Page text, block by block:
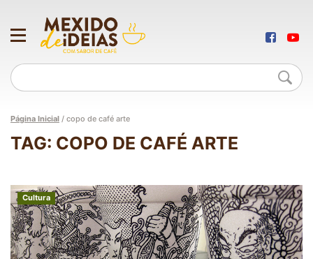
Página Inicial / copo de café arte
TAG: COPO DE CAFÉ ARTE
Cultura